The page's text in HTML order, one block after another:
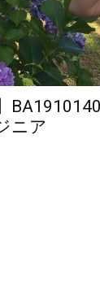
ニア